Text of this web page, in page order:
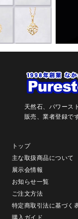
天然石、パワース
販売、業者登録で
トップ
主な取扱商品について
展示会情報
お知らせ一覧
ご注文方法
特定商取引法に基づく
購入ガイド